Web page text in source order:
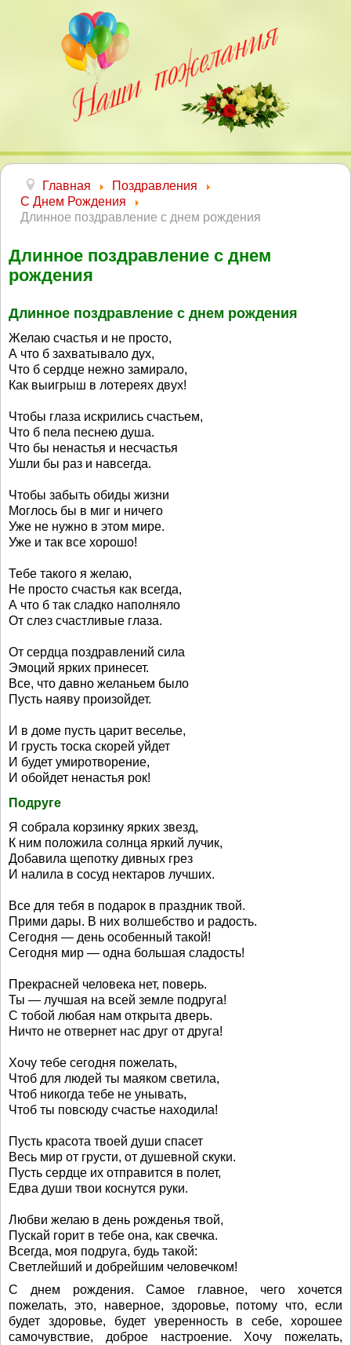
Главная
Поздравления
С Днем Рождения
Длинное поздравление с днем рождения
Длинное поздравление с днем
рождения
Длинное поздравление с днем рождения
Желаю счастья и не просто,
А что б захватывало дух,
Что б сердце нежно замирало,
Как выигрыш в лотереях двух!
Чтобы глаза искрились счастьем,
Что б пела песнею душа.
Что бы ненастья и несчастья
Ушли бы раз и навсегда.
Чтобы забыть обиды жизни
Моглось бы в миг и ничего
Уже не нужно в этом мире.
Уже и так все хорошо!
Тебе такого я желаю,
Не просто счастья как всегда,
А что б так сладко наполняло
От слез счастливые глаза.
От сердца поздравлений сила
Эмоций ярких принесет.
Все, что давно желаньем было
Пусть наяву произойдет.
И в доме пусть царит веселье,
И грусть тоска скорей уйдет
И будет умиротворение,
И обойдет ненастья рок!
Подруге
Я собрала корзинку ярких звезд,
К ним положила солнца яркий лучик,
Добавила щепотку дивных грез
И налила в сосуд нектаров лучших.
Все для тебя в подарок в праздник твой.
Прими дары. В них волшебство и радость.
Сегодня — день особенный такой!
Сегодня мир — одна большая сладость!
Прекрасней человека нет, поверь.
Ты — лучшая на всей земле подруга!
С тобой любая нам открыта дверь.
Ничто не отвернет нас друг от друга!
Хочу тебе сегодня пожелать,
Чтоб для людей ты маяком светила,
Чтоб никогда тебе не унывать,
Чтоб ты повсюду счастье находила!
Пусть красота твоей души спасет
Весь мир от грусти, от душевной скуки.
Пусть сердце их отправится в полет,
Едва души твои коснутся руки.
Любви желаю в день рожденья твой,
Пускай горит в тебе она, как свечка.
Всегда, моя подруга, будь такой:
Светлейший и добрейшим человечком!
С днем рождения. Самое главное, чего хочется
пожелать, это, наверное, здоровье, потому что, если
будет здоровье, будет уверенность в себе, хорошее
самочувствие, доброе настроение. Хочу пожелать,